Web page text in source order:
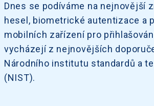
Dnes se podíváme na nejnovější
hesel, biometrické autentizace a
mobilních zařízení pro
vycházejí z nejnovějších
Národního institutu standardů a
(NIST).